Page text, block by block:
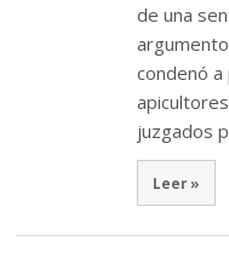
de una
condenó
juzgados
Leer »